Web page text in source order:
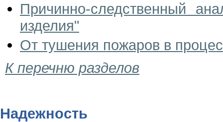
Причинно-следственный
изделия"
От тушения пожаров в
К перечню разделов
Надежность